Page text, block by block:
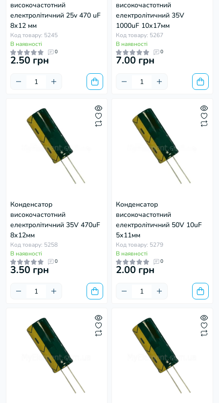
високочастотний
електролітичний 25v 470 uF
8х12 мм
Код товару: 5245
В наявності
0
2.50 грн
високочастотний
електролітичний 35V
1000uF 10х17мм
Код товару: 5267
В наявності
0
7.00 грн
Конденсатор
високочастотний
електролітичний 35V 470uF
8х12мм
Код товару: 5258
В наявності
0
3.50 грн
Конденсатор
високочастотний
електролітичний 50V 10uF
5х11мм
Код товару: 5279
В наявності
0
2.00 грн